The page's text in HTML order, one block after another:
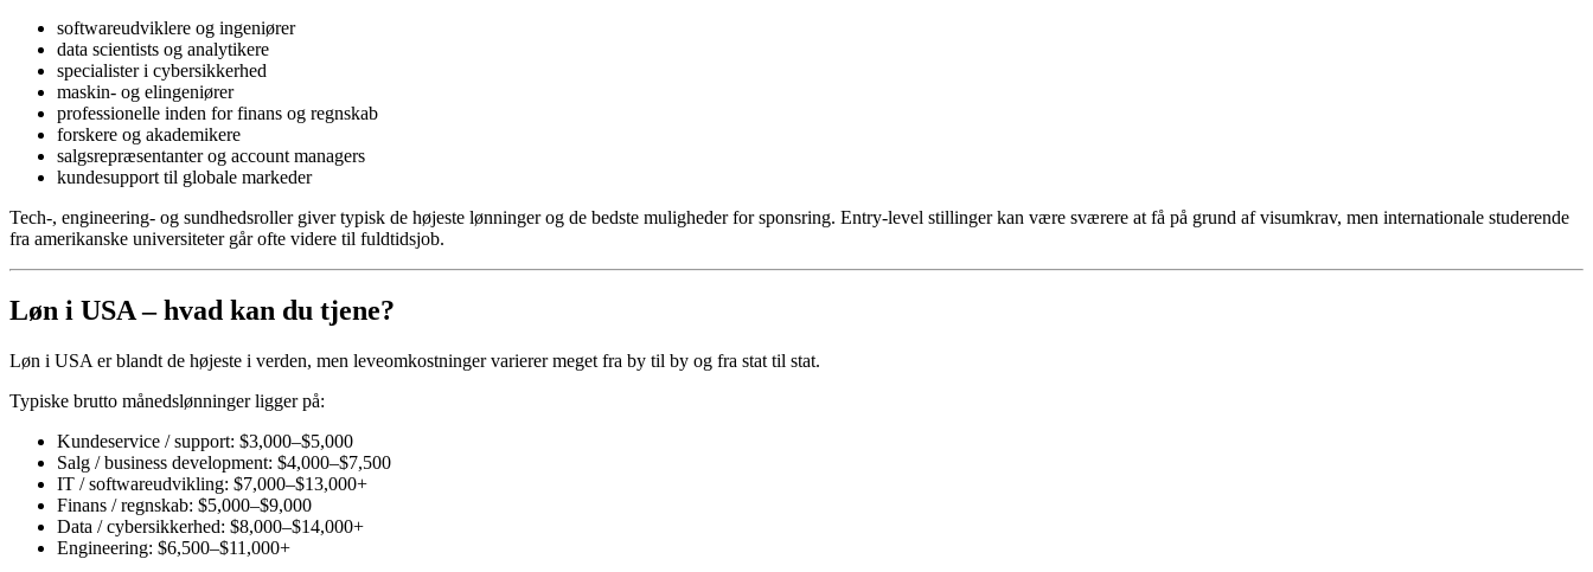
softwareudviklere og ingeniører
data scientists og analytikere
specialister i cybersikkerhed
maskin- og elingeniører
professionelle inden for finans og regnskab
forskere og akademikere
salgsrepræsentanter og account managers
kundesupport til globale markeder
Tech-, engineering- og sundhedsroller giver typisk de højeste lønninger og de bedste muligheder for sponsring. Entry-level stillinger kan være sværere at få på grund af visumkrav, men internationale studerende
fra amerikanske universiteter går ofte videre til fuldtidsjob.
Løn i USA – hvad kan du tjene?
Løn i USA er blandt de højeste i verden, men leveomkostninger varierer meget fra by til by og fra stat til stat.
Typiske brutto månedslønninger ligger på:
Kundeservice / support: $3,000–$5,000
Salg / business development: $4,000–$7,500
IT / softwareudvikling: $7,000–$13,000+
Finans / regnskab: $5,000–$9,000
Data / cybersikkerhed: $8,000–$14,000+
Engineering: $6,500–$11,000+